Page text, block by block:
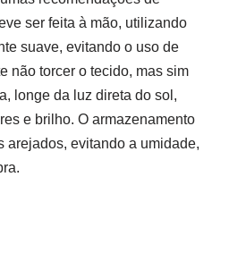
ser feita à mão, utilizando
suave, evitando o uso de
não torcer o tecido, mas sim
longe da luz direta do sol,
e brilho. O armazenamento
arejados, evitando a umidade,